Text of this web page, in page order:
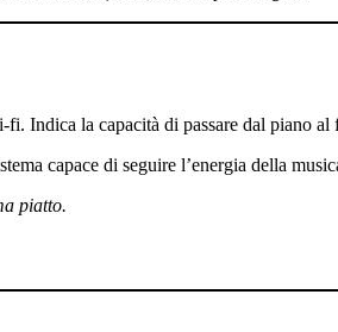
Indica la capacità di passare dal piano al
capace di seguire l’energia della
piatto.